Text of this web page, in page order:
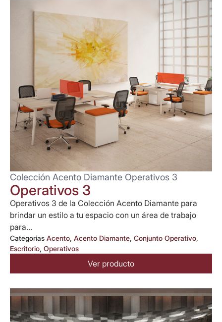
Colección Acento Diamante Operativos 3
Operativos 3
Operativos 3 de la Colección Acento Diamante para
brindar un estilo a tu espacio con un área de trabajo
para...
Categorias Acento, Acento Diamante, Conjunto Operativo,
Escritorio, Operativos
Ver producto